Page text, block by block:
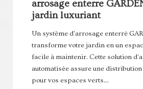
arrosage enterre
jardin luxuriant
Un système d'arrosage enterré
transforme votre jardin en un
facile à maintenir. Cette solution
automatisée assure une
pour vos espaces verts…